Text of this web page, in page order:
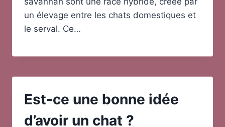
un élevage entre les chats domestiques et
le serval. Ce…
Est-ce une bonne idée
d’avoir un chat ?